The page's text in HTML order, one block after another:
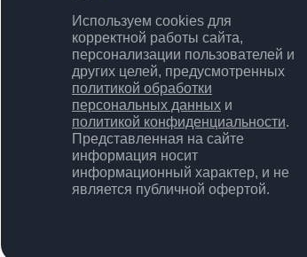
Используем cookies для
корректной работы сайта,
персонализации пользователей и
других целей, предусмотренных
политикой обработки
персональных данных и
политикой конфиденциальности.
Представленная на сайте
информация носит
информационный характер, и не
является публичной офертой.